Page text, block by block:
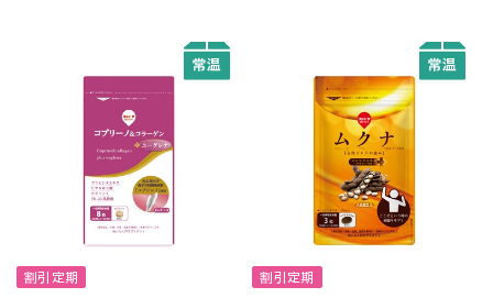
割引定期 割引定期